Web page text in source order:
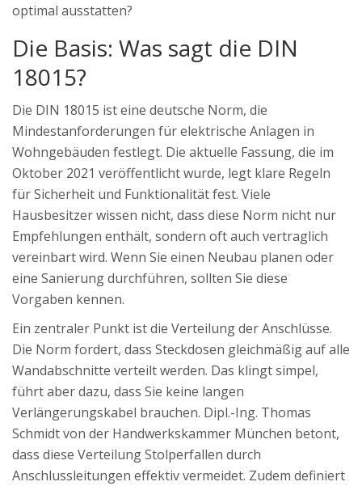
optimal ausstatten?
Die Basis: Was sagt die DIN
18015?
Die DIN 18015 ist eine deutsche Norm, die
Mindestanforderungen für elektrische Anlagen in
Wohngebäuden festlegt. Die aktuelle Fassung, die im
Oktober 2021 veröffentlicht wurde, legt klare Regeln
für Sicherheit und Funktionalität fest. Viele
Hausbesitzer wissen nicht, dass diese Norm nicht nur
Empfehlungen enthält, sondern oft auch vertraglich
vereinbart wird. Wenn Sie einen Neubau planen oder
eine Sanierung durchführen, sollten Sie diese
Vorgaben kennen.
Ein zentraler Punkt ist die Verteilung der Anschlüsse.
Die Norm fordert, dass Steckdosen gleichmäßig auf alle
Wandabschnitte verteilt werden. Das klingt simpel,
führt aber dazu, dass Sie keine langen
Verlängerungskabel brauchen. Dipl.-Ing. Thomas
Schmidt von der Handwerkskammer München betont,
dass diese Verteilung Stolperfallen durch
Anschlussleitungen effektiv vermeidet. Zudem definiert